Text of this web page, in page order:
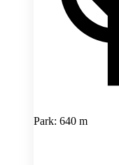
Park: 640 m